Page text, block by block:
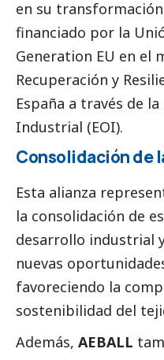
en su
financiado por la
Generation EU en el
Recuperación y
España a través de
Industrial (EOI).
Consolidación de
Esta alianza
la consolidación de
desarrollo industrial
nuevas
favoreciendo la
sostenibilidad del
Además, AEBALL